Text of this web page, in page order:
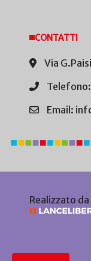
CONTATTI
Via
Email:
Realizzato da